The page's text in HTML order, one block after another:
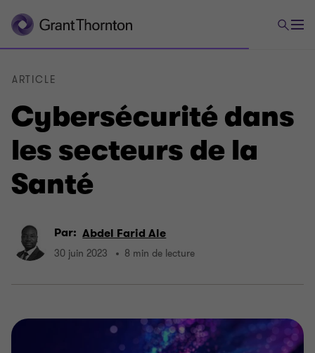
Cybersécurité dans
les secteurs de la
Santé
ARTICLE
Par: Abdel Farid Ale
30 juin 2023 8 min de lecture